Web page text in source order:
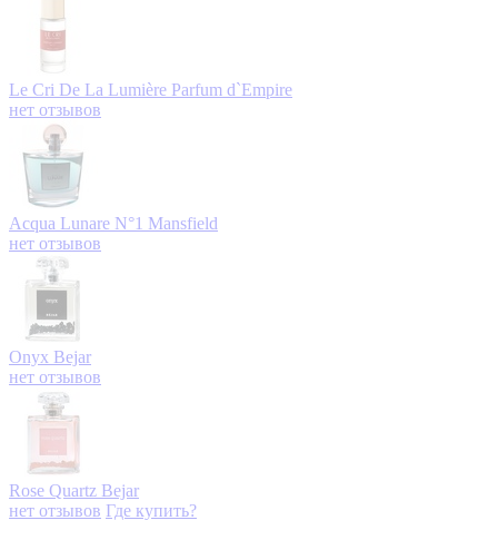
Le Cri De La Lumière Parfum d`Empire
нет отзывов
Acqua Lunare N°1 Mansfield
нет отзывов
Onyx Bejar
нет отзывов
Rose Quartz Bejar
нет отзывов Где купить?